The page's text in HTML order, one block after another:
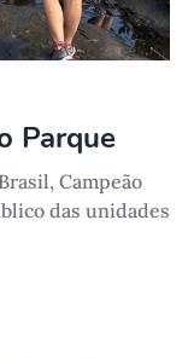
Parque
Campeão
das unidades